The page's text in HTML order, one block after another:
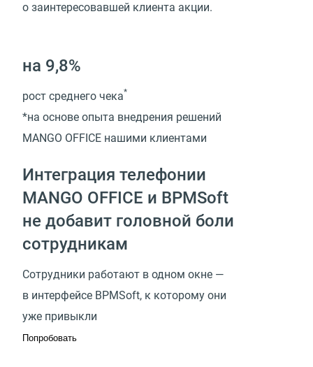
о заинтересовавшей клиента акции.
на 9,8%
рост среднего чека*
*на основе опыта внедрения решений
MANGO OFFICE нашими клиентами
Интеграция телефонии
MANGO OFFICE и BPMSoft
не добавит головной боли
сотрудникам
Сотрудники работают в одном окне —
в интерфейсе BPMSoft, к которому они
уже привыкли
Попробовать